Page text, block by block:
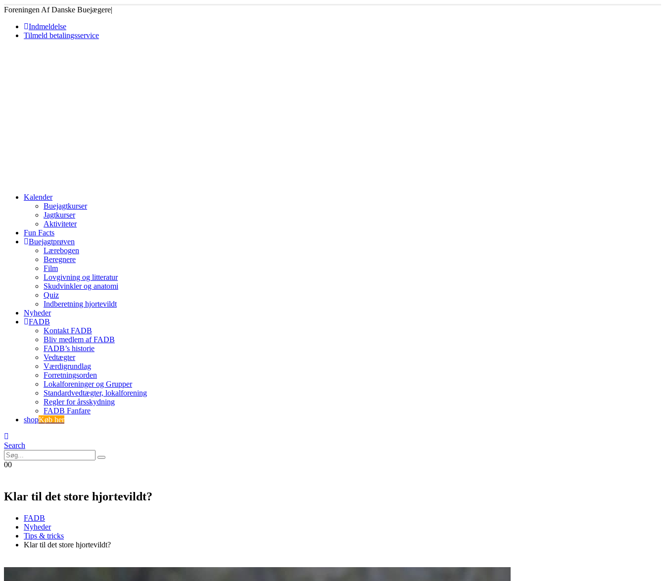
Foreningen Af Danske Buejægere|
Indmeldelse
Tilmeld betalingsservice
Kalender
Buejagtkurser
Jagtkurser
Aktiviteter
Fun Facts
Buejagtprøven
Lærebogen
Beregnere
Film
Lovgivning og litteratur
Skudvinkler og anatomi
Quiz
Indberetning hjortevildt
Nyheder
FADB
Kontakt FADB
Bliv medlem af FADB
FADB’s historie
Vedtægter
Værdigrundlag
Forretningsorden
Lokalforeninger og Grupper
Standardvedtægter, lokalforening
Regler for årsskydning
FADB Fanfare
shopKøb her
Search
00
Klar til det store hjortevildt?
FADB
Nyheder
Tips & tricks
Klar til det store hjortevildt?